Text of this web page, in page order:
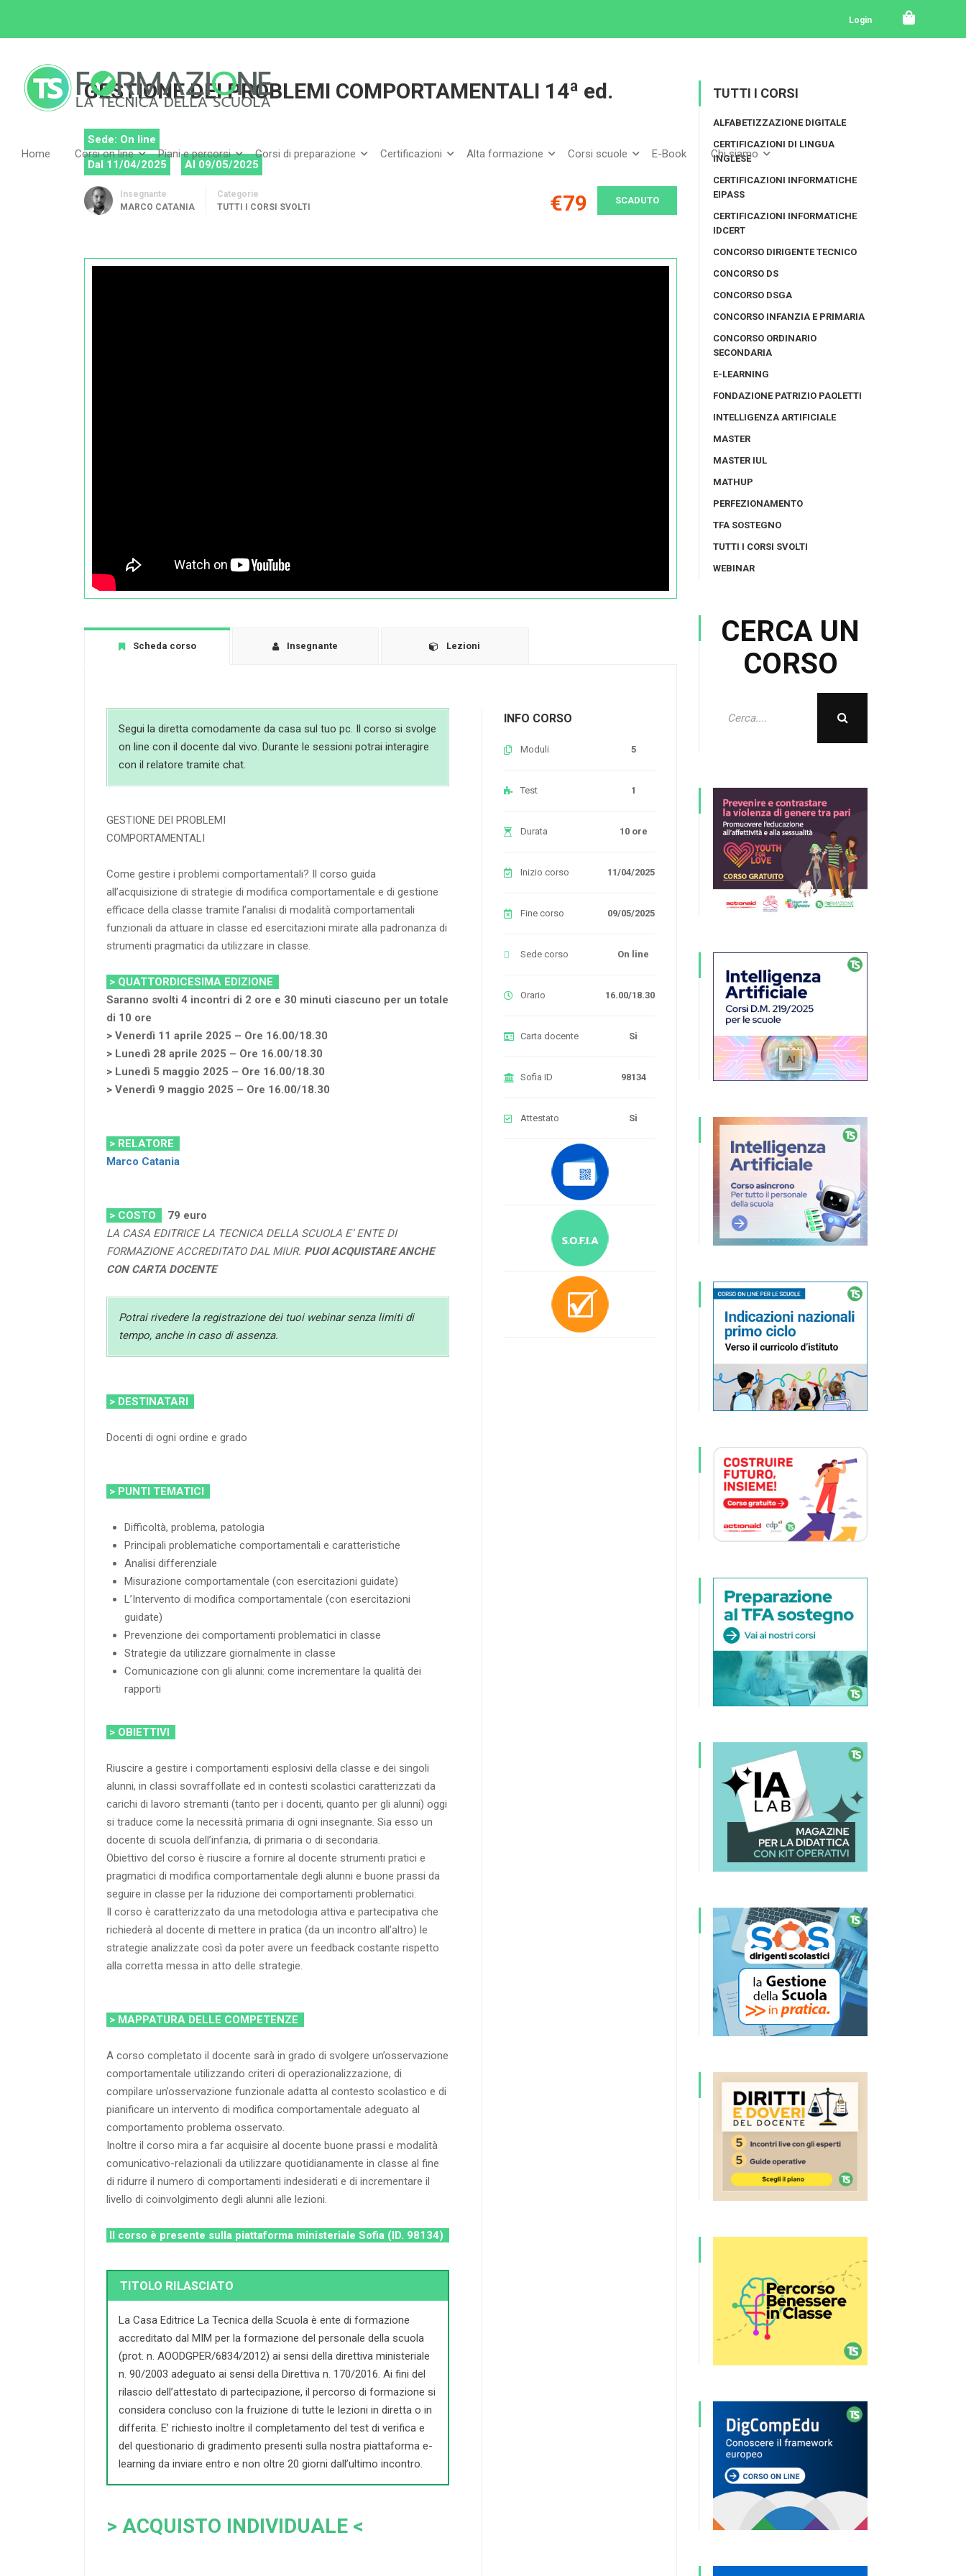
Login
Home Corsi on line Piani e percorsi Corsi di preparazione Certificazioni Alta formazione Corsi scuole E-Book Chi siamo
GESTIONE DEI PROBLEMI COMPORTAMENTALI 14ª ed.
Sede: On line
Dal 11/04/2025
Al 09/05/2025
Insegnante
MARCO CATANIA
Categorie
TUTTI I CORSI SVOLTI
€79 SCADUTO
Scheda corso Insegnante Lezioni
Segui la diretta comodamente da casa sul tuo pc. Il corso si svolge
on line con il docente dal vivo. Durante le sessioni potrai interagire
con il relatore tramite chat.
GESTIONE DEI PROBLEMI
COMPORTAMENTALI
Come gestire i problemi comportamentali? Il corso guida
all’acquisizione di strategie di modifica comportamentale e di gestione
efficace della classe tramite l’analisi di modalità comportamentali
funzionali da attuare in classe ed esercitazioni mirate alla padronanza di
strumenti pragmatici da utilizzare in classe.
> QUATTORDICESIMA EDIZIONE
Saranno svolti 4 incontri di 2 ore e 30 minuti ciascuno per un totale
di 10 ore
> Venerdì 11 aprile 2025 – Ore 16.00/18.30
> Lunedì 28 aprile 2025 – Ore 16.00/18.30
> Lunedì 5 maggio 2025 – Ore 16.00/18.30
> Venerdì 9 maggio 2025 – Ore 16.00/18.30
> RELATORE
Marco Catania
> COSTO
79 euro
LA CASA EDITRICE LA TECNICA DELLA SCUOLA E’ ENTE DI
FORMAZIONE ACCREDITATO DAL MIUR. PUOI ACQUISTARE ANCHE
CON CARTA DOCENTE
Potrai rivedere la registrazione dei tuoi webinar senza limiti di
tempo, anche in caso di assenza.
> DESTINATARI
Docenti di ogni ordine e grado
> PUNTI TEMATICI
Difficoltà, problema, patologia
Principali problematiche comportamentali e caratteristiche
Analisi differenziale
Misurazione comportamentale (con esercitazioni guidate)
L’Intervento di modifica comportamentale (con esercitazioni
guidate)
Prevenzione dei comportamenti problematici in classe
Strategie da utilizzare giornalmente in classe
Comunicazione con gli alunni: come incrementare la qualità dei
rapporti
> OBIETTIVI
Riuscire a gestire i comportamenti esplosivi della classe e dei singoli
alunni, in classi sovraffollate ed in contesti scolastici caratterizzati da
carichi di lavoro stremanti (tanto per i docenti, quanto per gli alunni) oggi
si traduce come la necessità primaria di ogni insegnante. Sia esso un
docente di scuola dell’infanzia, di primaria o di secondaria.
Obiettivo del corso è riuscire a fornire al docente strumenti pratici e
pragmatici di modifica comportamentale degli alunni e buone prassi da
seguire in classe per la riduzione dei comportamenti problematici.
Il corso è caratterizzato da una metodologia attiva e partecipativa che
richiederà al docente di mettere in pratica (da un incontro all’altro) le
strategie analizzate così da poter avere un feedback costante rispetto
alla corretta messa in atto delle strategie.
> MAPPATURA DELLE COMPETENZE
A corso completato il docente sarà in grado di svolgere un’osservazione
comportamentale utilizzando criteri di operazionalizzazione, di
compilare un’osservazione funzionale adatta al contesto scolastico e di
pianificare un intervento di modifica comportamentale adeguato al
comportamento problema osservato.
Inoltre il corso mira a far acquisire al docente buone prassi e modalità
comunicativo-relazionali da utilizzare quotidianamente in classe al fine
di ridurre il numero di comportamenti indesiderati e di incrementare il
livello di coinvolgimento degli alunni alle lezioni.
Il corso è presente sulla piattaforma ministeriale Sofia (ID. 98134)
TITOLO RILASCIATO
La Casa Editrice La Tecnica della Scuola è ente di formazione
accreditato dal MIM per la formazione del personale della scuola
(prot. n. AOODGPER/6834/2012) ai sensi della direttiva ministeriale
n. 90/2003 adeguato ai sensi della Direttiva n. 170/2016. Ai fini del
rilascio dell’attestato di partecipazione, il percorso di formazione si
considera concluso con la fruizione di tutte le lezioni in diretta o in
differita. E’ richiesto inoltre il completamento del test di verifica e
del questionario di gradimento presenti sulla nostra piattaforma e-
learning da inviare entro e non oltre 20 giorni dall’ultimo incontro.
> ACQUISTO INDIVIDUALE <
INFO CORSO
Moduli 5
Test 1
Durata 10 ore
Inizio corso 11/04/2025
Fine corso 09/05/2025
Sede corso On line
Orario 16.00/18.30
Carta docente Si
Sofia ID 98134
Attestato Si
TUTTI I CORSI
ALFABETIZZAZIONE DIGITALE
CERTIFICAZIONI DI LINGUA
INGLESE
CERTIFICAZIONI INFORMATICHE
EIPASS
CERTIFICAZIONI INFORMATICHE
IDCERT
CONCORSO DIRIGENTE TECNICO
CONCORSO DS
CONCORSO DSGA
CONCORSO INFANZIA E PRIMARIA
CONCORSO ORDINARIO
SECONDARIA
E-LEARNING
FONDAZIONE PATRIZIO PAOLETTI
INTELLIGENZA ARTIFICIALE
MASTER
MASTER IUL
MATHUP
PERFEZIONAMENTO
TFA SOSTEGNO
TUTTI I CORSI SVOLTI
WEBINAR
CERCA UN
CORSO